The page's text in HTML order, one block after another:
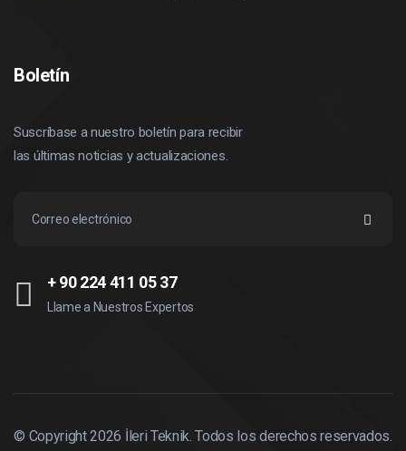
Boletín
Suscríbase a nuestro boletín para recibir
las últimas noticias y actualizaciones.
+ 90 224 411 05 37
Llame a Nuestros Expertos
© Copyright2026 İleri Teknik. Todos los derechos reservados.